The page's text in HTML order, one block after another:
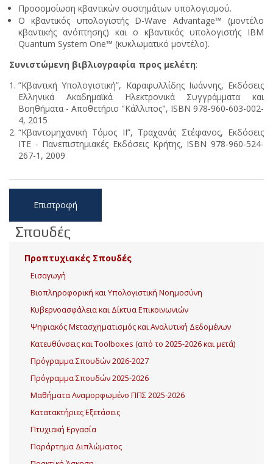
Προσομοίωση κβαντικών συστημάτων υπολογισμού.
Ο κβαντικός υπολογιστής D-Wave Advantage™ (μοντέλο
κβαντικής ανόπτησης) και ο κβαντικός υπολογιστής IBM
Quantum System One™ (κυκλωματικό μοντέλο).
Συνιστώμενη βιβλιογραφία προς μελέτη:
”Κβαντική Υπολογιστική”, Καραφυλλίδης Ιωάννης, Εκδόσεις
Ελληνικά Ακαδημαϊκά Ηλεκτρονικά Συγγράμματα και
Βοηθήματα - Αποθετήριο "Κάλλιπος", ISBN 978-960-603-002-
4, 2015
“Κβαντομηχανική Τόμος ΙΙ”, Τραχανάς Στέφανος, Εκδόσεις
ΙΤΕ - Πανεπιστημιακές Εκδόσεις Κρήτης, ISBN 978-960-524-
267-1, 2009
Επιστροφή
Σπουδές
Προπτυχιακές Σπουδές
Εισαγωγή
Βιοπληροφορική και Υπολογιστική Νοημοσύνη
Κυβερνοασφάλεια και Δίκτυα Επικοινωνιών
Ψηφιακός Μετασχηματισμός και Αναλυτική Δεδομένων
Κατευθύνσεις και Toolboxes (από το 2025-2026 και μετά)
Πρόγραμμα Σπουδών 2026-2027
Πρόγραμμα Σπουδών 2025-2026
Μαθήματα Αναμορφωμένο ΠΠΣ 2025-2026
Κατατακτήριες Εξετάσεις
Πτυχιακή Εργασία
Παράρτημα Διπλώματος